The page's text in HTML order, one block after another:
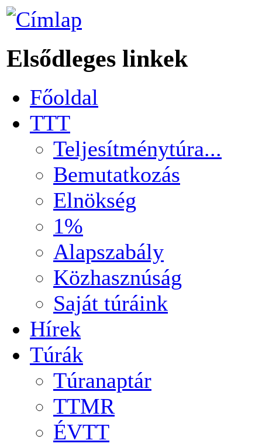
Elsődleges linkek
Főoldal
TTT
Teljesítménytúra...
Bemutatkozás
Elnökség
1%
Alapszabály
Közhasznúság
Saját túráink
Hírek
Túrák
Túranaptár
TTMR
ÉVTT